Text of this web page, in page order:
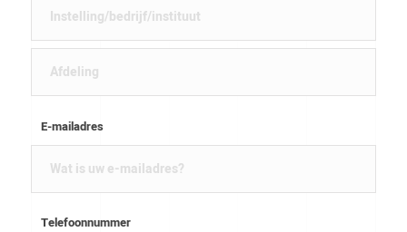
E-mailadres
Telefoonnummer